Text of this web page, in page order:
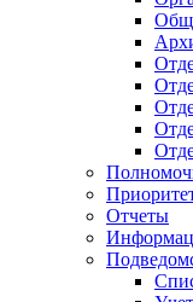
Отчеты